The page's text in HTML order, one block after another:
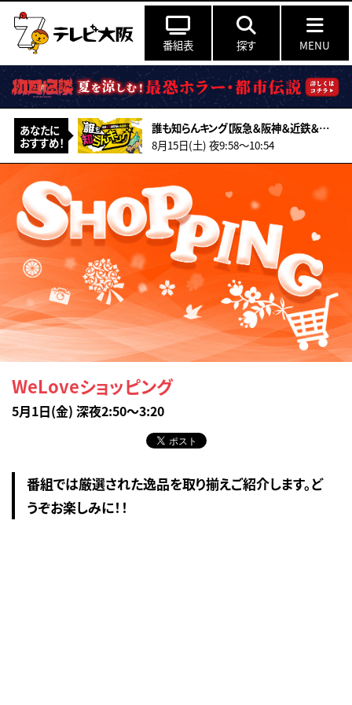
番組表 探す MENU
あなたに
おすすめ！
誰も知らんキング【阪急＆阪神＆近鉄＆南海＆メトロ…鉄道ミステリー2026夏】
8月15日(土) 夜9:58〜10:54
WeLoveショッピング
5月1日(金) 深夜2:50～3:20
番組では厳選された逸品を取り揃えご紹介します。ど
うぞお楽しみに！！